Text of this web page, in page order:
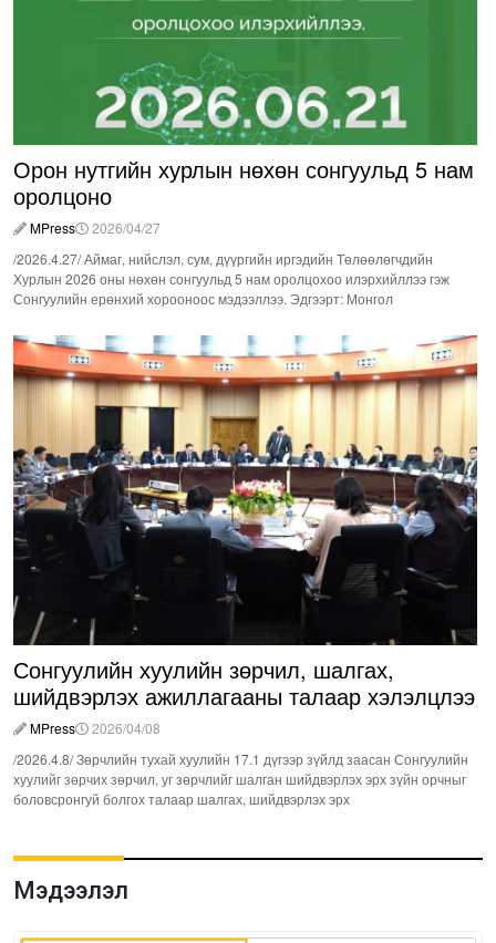
Орон нутгийн хурлын нөхөн сонгуульд 5 нам
оролцоно
MPress
2026/04/27
/2026.4.27/ Аймаг, нийслэл, сум, дүүргийн иргэдийн Төлөөлөгчдийн
Хурлын 2026 оны нөхөн сонгуульд 5 нам оролцохоо илэрхийллээ гэж
Сонгуулийн ерөнхий хорооноос мэдээллээ. Эдгээрт: Монгол
Сонгуулийн хуулийн зөрчил, шалгах,
шийдвэрлэх ажиллагааны талаар хэлэлцлээ
MPress
2026/04/08
/2026.4.8/ Зөрчлийн тухай хуулийн 17.1 дүгээр зүйлд заасан Сонгуулийн
хуулийг зөрчих зөрчил, уг зөрчлийг шалган шийдвэрлэх эрх зүйн орчныг
боловсронгуй болгох талаар шалгах, шийдвэрлэх эрх
Мэдээлэл